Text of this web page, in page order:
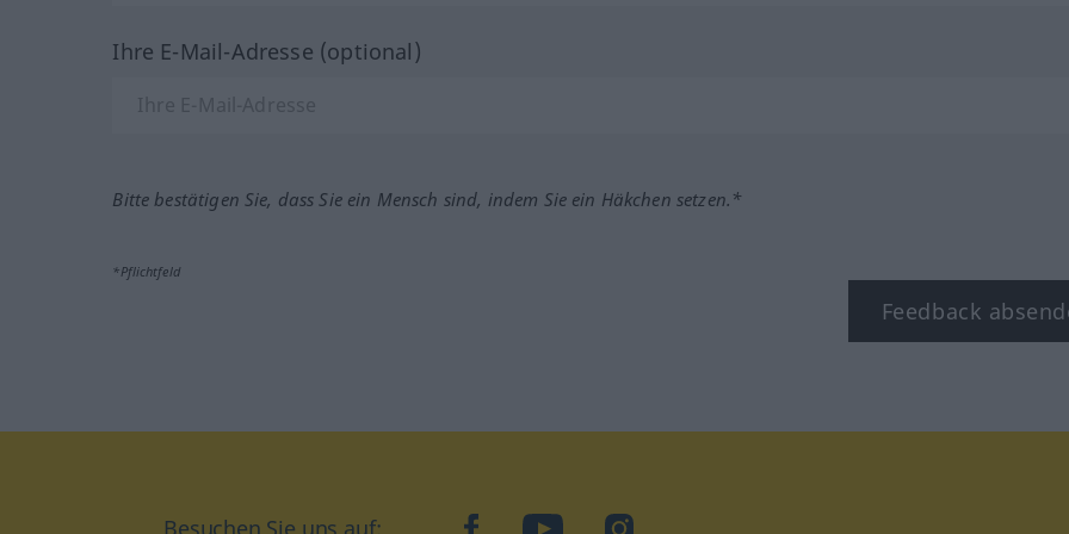
Ihre E-Mail-Adresse (optional)
Bitte bestätigen Sie, dass Sie ein Mensch sind, indem Sie ein Häkchen setzen.*
*Pflichtfeld
Feedback
facebookYouTubeInstagram